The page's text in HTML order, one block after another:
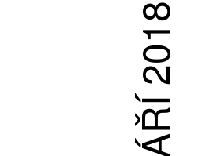
ZÁŘÍ 2018